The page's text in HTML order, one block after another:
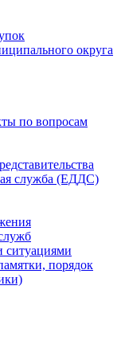
округа
по вопросам
служба (ЕДДС)
ситуациями
порядок